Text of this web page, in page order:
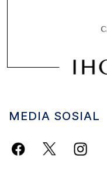
MEDIA SOSIAL